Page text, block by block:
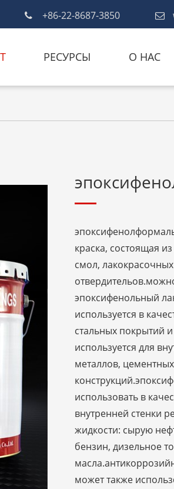
+86-22-8687-3850
РЕСУРСЫ О НАС
краска, состоящая
смол,
эпоксифенольный
используется в
стальных покрытий
используется для
металлов, цементных
использовать в
внутренней стенки
жидкости: сырую
бензин, дизельное
может также